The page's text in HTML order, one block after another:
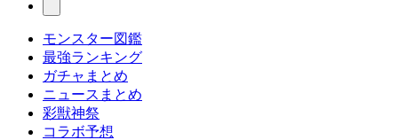
モンスター図鑑
最強ランキング
ガチャまとめ
ニュースまとめ
彩獣神祭
コラボ予想